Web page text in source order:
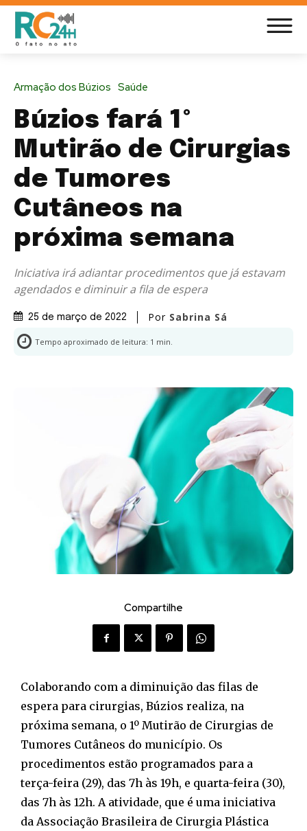
Armação dos Búzios Saúde
Búzios fará 1º
Mutirão de Cirurgias
de Tumores
Cutâneos na
próxima semana
Iniciativa irá adiantar procedimentos que já estavam
agendados e diminuir a fila de espera
25 de março de 2022 Por Sabrina Sá
Tempo aproximado de leitura: 1 min.
Compartilhe
Colaborando com a diminuição das filas de
espera para cirurgias, Búzios realiza, na
próxima semana, o 1º Mutirão de Cirurgias de
Tumores Cutâneos do município. Os
procedimentos estão programados para a
terça-feira (29), das 7h às 19h, e quarta-feira (30),
das 7h às 12h. A atividade, que é uma iniciativa
da Associação Brasileira de Cirurgia Plástica